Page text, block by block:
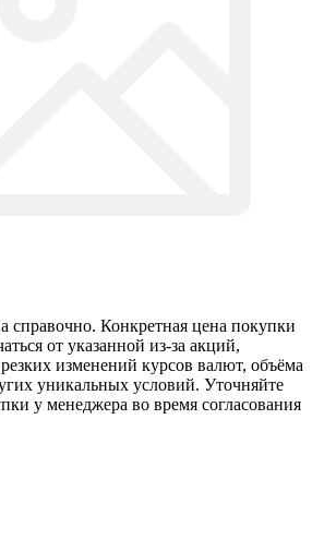
справочно. Конкретная цена покупки
от указанной из-за акций,
изменений курсов валют, объёма
уникальных условий. Уточняйте
у менеджера во время согласования